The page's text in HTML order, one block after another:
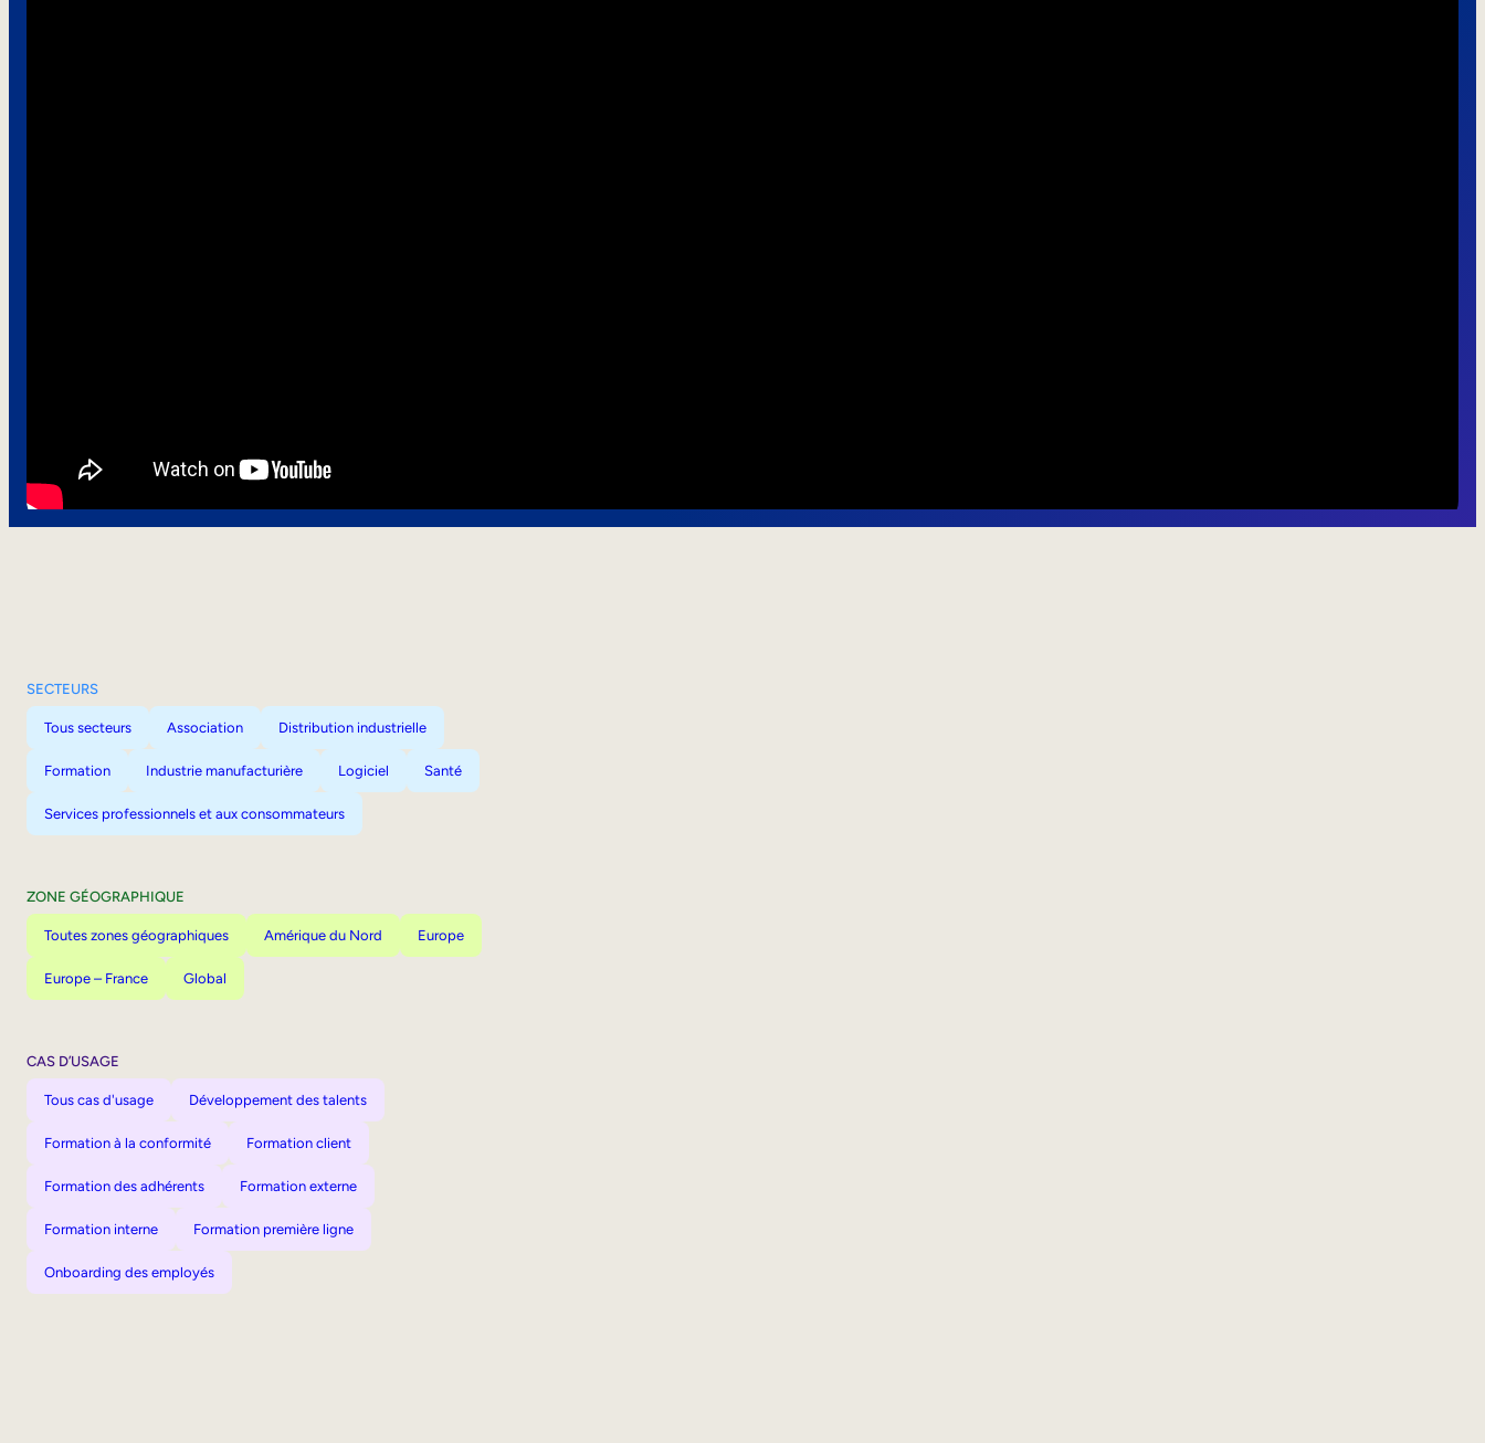
SECTEURS
Tous secteurs Association Distribution industrielle
Formation Industrie manufacturière Logiciel Santé
Services professionnels et aux consommateurs
ZONE GÉOGRAPHIQUE
Toutes zones géographiques Amérique du Nord Europe
Europe – France Global
CAS D’USAGE
Tous cas d'usage Développement des talents
Formation à la conformité Formation client
Formation des adhérents Formation externe
Formation interne Formation première ligne
Onboarding des employés